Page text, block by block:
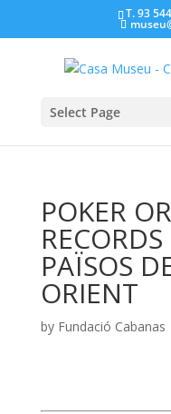
T. 93
Select Page
POKER
PAÏSOS
ORIENT
by Fundació Cabanas